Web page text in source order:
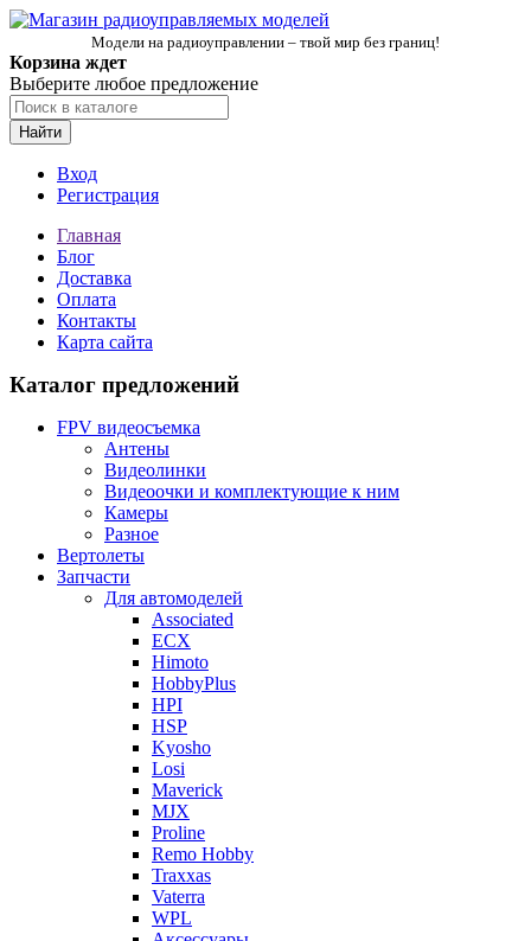
Модели на радиоуправлении – твой мир без границ!
Корзина ждет
Выберите любое предложение
Найти
Вход
Регистрация
Главная
Блог
Доставка
Оплата
Контакты
Карта сайта
Каталог предложений
FPV видеосъемка
Антены
Видеолинки
Видеоочки и комплектующие к ним
Камеры
Разное
Вертолеты
Запчасти
Для автомоделей
Associated
ECX
Himoto
HobbyPlus
HPI
HSP
Kyosho
Losi
Maverick
MJX
Proline
Remo Hobby
Traxxas
Vaterra
WPL